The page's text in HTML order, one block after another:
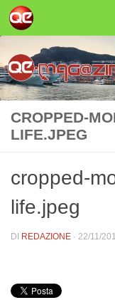
Salta al contenuto
CROPPED-
LIFE.JPEG
cropped-
life.jpeg
DI REDAZIONE · 22/11/